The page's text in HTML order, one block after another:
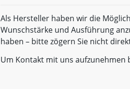
Als Hersteller haben wir die
Wunschstärke und Ausführung
haben – bitte zögern Sie nicht
Um Kontakt mit uns aufzunehmen